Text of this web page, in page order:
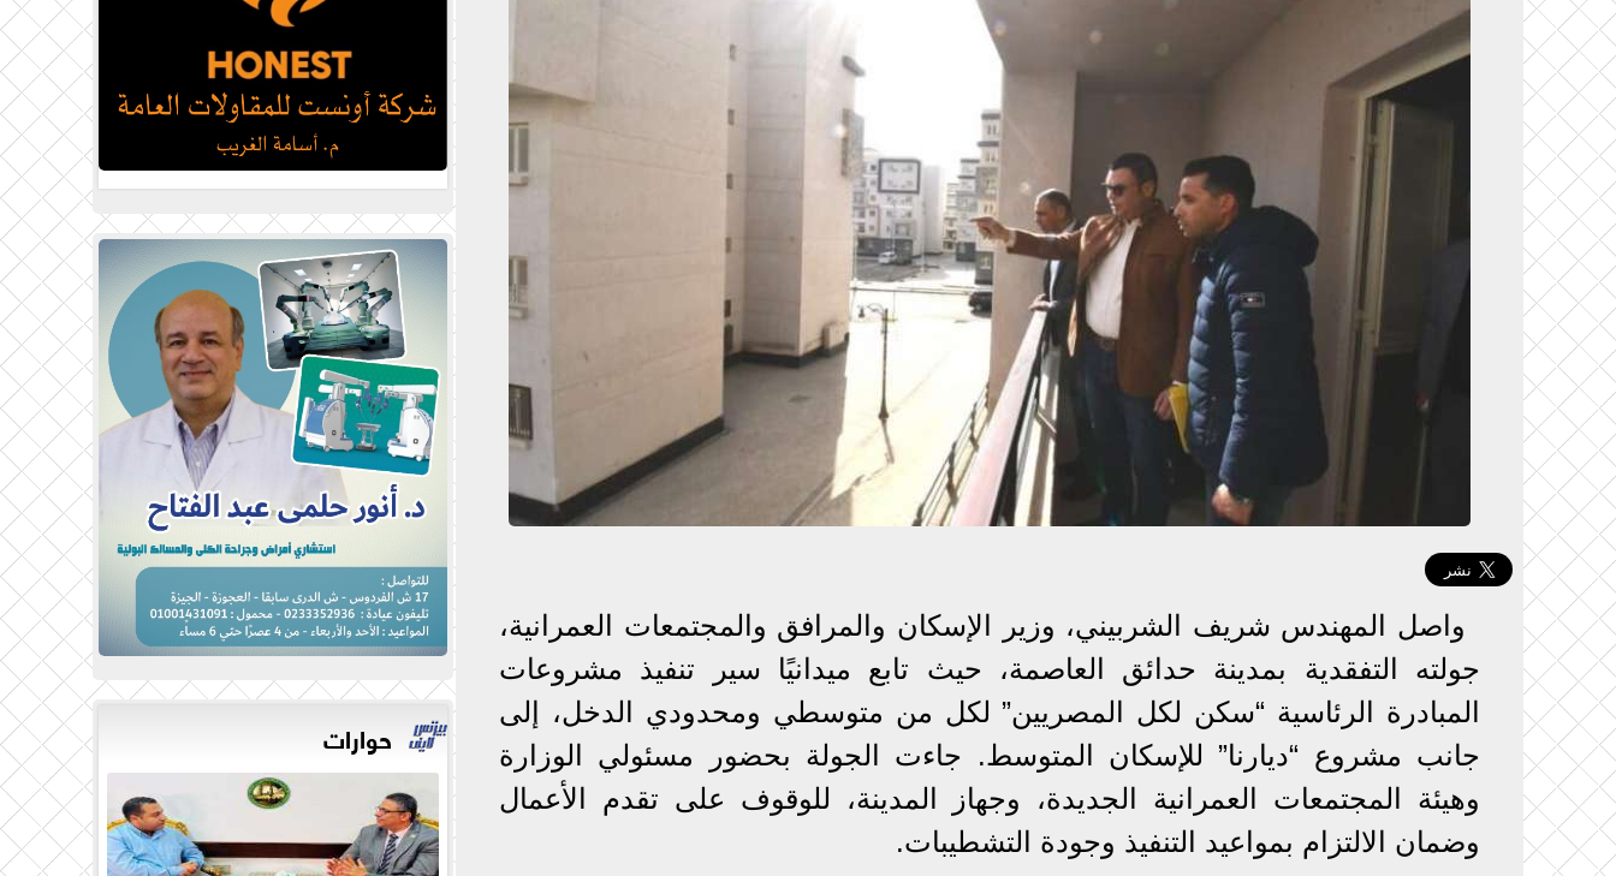
واصل المهندس شريف الشربيني، وزير الإسكان والمرافق والمجتمعات العمرانية،
جولته التفقدية بمدينة حدائق العاصمة، حيث تابع ميدانيًا سير تنفيذ مشروعات
المبادرة الرئاسية “سكن لكل المصريين” لكل من متوسطي ومحدودي الدخل، إلى
جانب مشروع “ديارنا” للإسكان المتوسط. جاءت الجولة بحضور مسئولي الوزارة
وهيئة المجتمعات العمرانية الجديدة، وجهاز المدينة، للوقوف على تقدم الأعمال
وضمان الالتزام بمواعيد التنفيذ وجودة التشطيبات.
حوارات